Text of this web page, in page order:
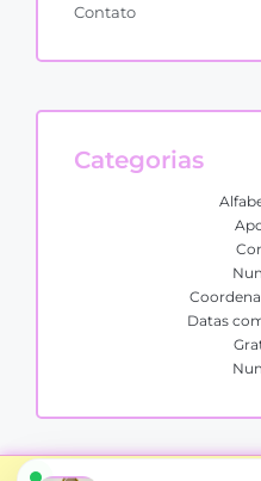
Contato
Categorias
Datas